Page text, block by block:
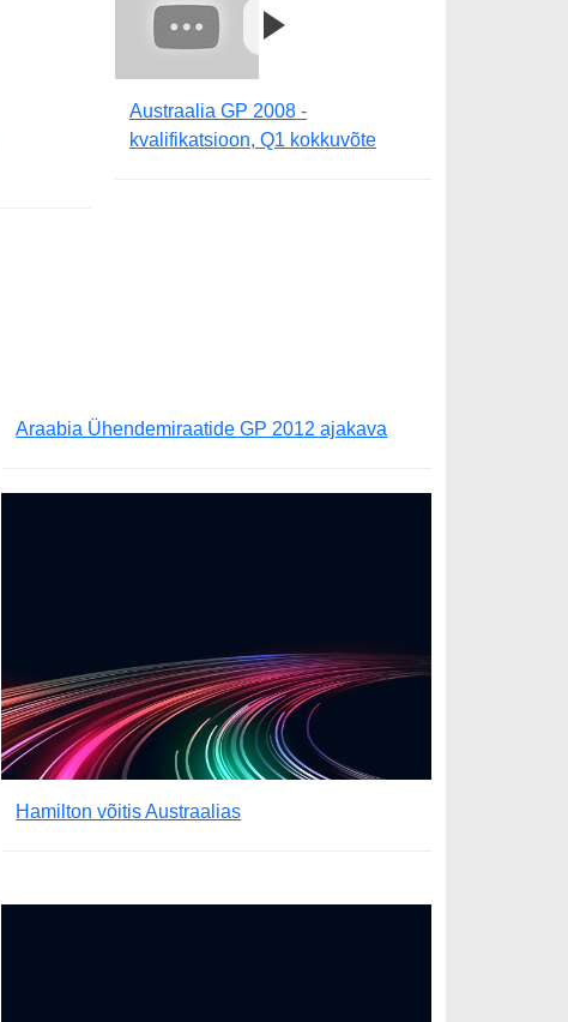
Austraalia GP 2008 -
kvalifikatsioon, Q1 kokkuvõte
Araabia Ühendemiraatide GP 2012 ajakava
Hamilton võitis Austraalias